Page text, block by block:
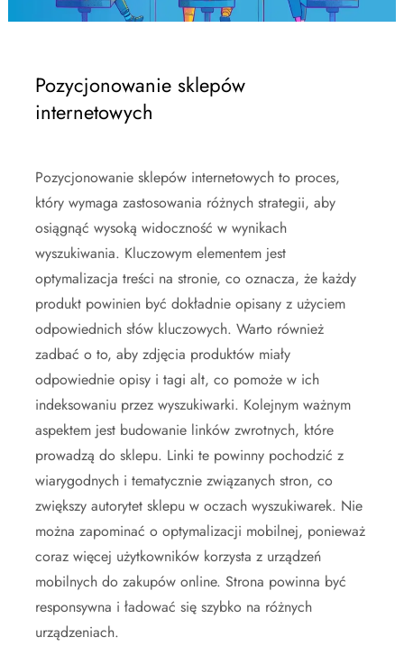
Pozycjonowanie sklepów
internetowych
Pozycjonowanie sklepów internetowych to proces,
który wymaga zastosowania różnych strategii, aby
osiągnąć wysoką widoczność w wynikach
wyszukiwania. Kluczowym elementem jest
optymalizacja treści na stronie, co oznacza, że każdy
produkt powinien być dokładnie opisany z użyciem
odpowiednich słów kluczowych. Warto również
zadbać o to, aby zdjęcia produktów miały
odpowiednie opisy i tagi alt, co pomoże w ich
indeksowaniu przez wyszukiwarki. Kolejnym ważnym
aspektem jest budowanie linków zwrotnych, które
prowadzą do sklepu. Linki te powinny pochodzić z
wiarygodnych i tematycznie związanych stron, co
zwiększy autorytet sklepu w oczach wyszukiwarek. Nie
można zapominać o optymalizacji mobilnej, ponieważ
coraz więcej użytkowników korzysta z urządzeń
mobilnych do zakupów online. Strona powinna być
responsywna i ładować się szybko na różnych
urządzeniach.